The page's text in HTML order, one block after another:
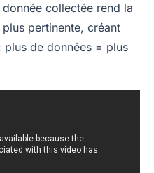
collectée rend la
pertinente, créant
plus de données = plus